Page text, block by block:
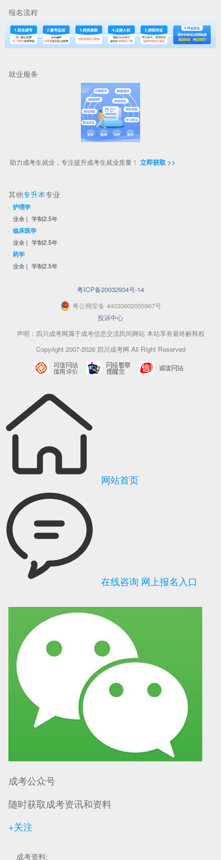
报名流程
就业服务
助力成考生就业，专注提升成考生就业质量！ 立即获取 >>
其他专升本专业
· 护理学
业余 | 学制2.5年
· 临床医学
业余 | 学制2.5年
· 药学
业余 | 学制2.5年
粤ICP备20032934号-14
粤公网安备 44030602005967号
投诉中心
声明：四川成考网属于成考信息交流民间网站 本站享有最终解释权
Copyright 2007-2026 四川成考网 All Right Reserved
可信网站信用评 网络警察提醒你 诚信网站
网站首页
在线咨询 网上报名入口
成考公众号
随时获取成考资讯和资料
+关注
成考资料: